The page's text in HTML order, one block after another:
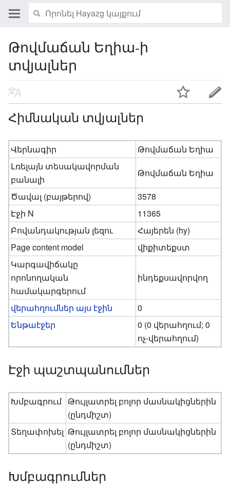
Թովմաճան Եղիա-ի
տվյալներ
Հիմնական տվյալներ
Վերնագիր
Թովմաճան Եղիա
Լռելայն տեսակավորման
բանալի
Թովմաճան Եղիա
Ծավալ (բայթերով)
3578
Էջի N
11365
Բովանդակության լեզու
Հայերեն (hy)
Page content model
վիքիտեքստ
Կարգավիճակը
որոնողական
համակարգերում
ինդեքսավորվող
վերահղումներ այս էջին
0
Ենթաէջեր
0 (0 վերահղում; 0
ոչ-վերահղում)
Էջի պաշտպանումներ
Խմբագրում Թույլատրել բոլոր մասնակիցներին
(ընդմիշտ)
Տեղափոխել Թույլատրել բոլոր մասնակիցներին
(ընդմիշտ)
Խմբագրումներ